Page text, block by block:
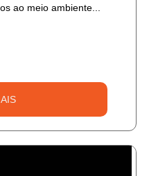
ao meio ambiente...